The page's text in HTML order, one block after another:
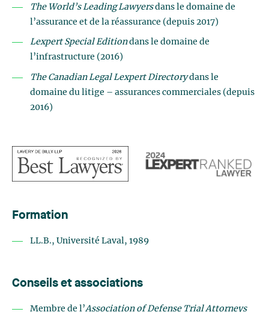
The World’s Leading Lawyersdans le domaine de
l’assurance et de la réassurance (depuis 2017)
Lexpert Special Editiondans le domaine de
l’infrastructure (2016)
The Canadian Legal Lexpert Directorydans le
domaine du litige – assurances commerciales (depuis
2016)
Formation
LL.B., Université Laval, 1989
Conseils et associations
Membre de l’Association of Defense Trial Attorneys